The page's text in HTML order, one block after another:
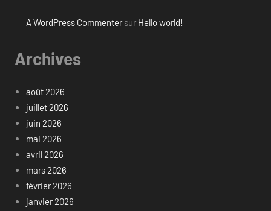
A WordPress Commentersur Hello world!
Archives
août 2026
juillet 2026
juin 2026
mai 2026
avril 2026
mars 2026
février 2026
janvier 2026